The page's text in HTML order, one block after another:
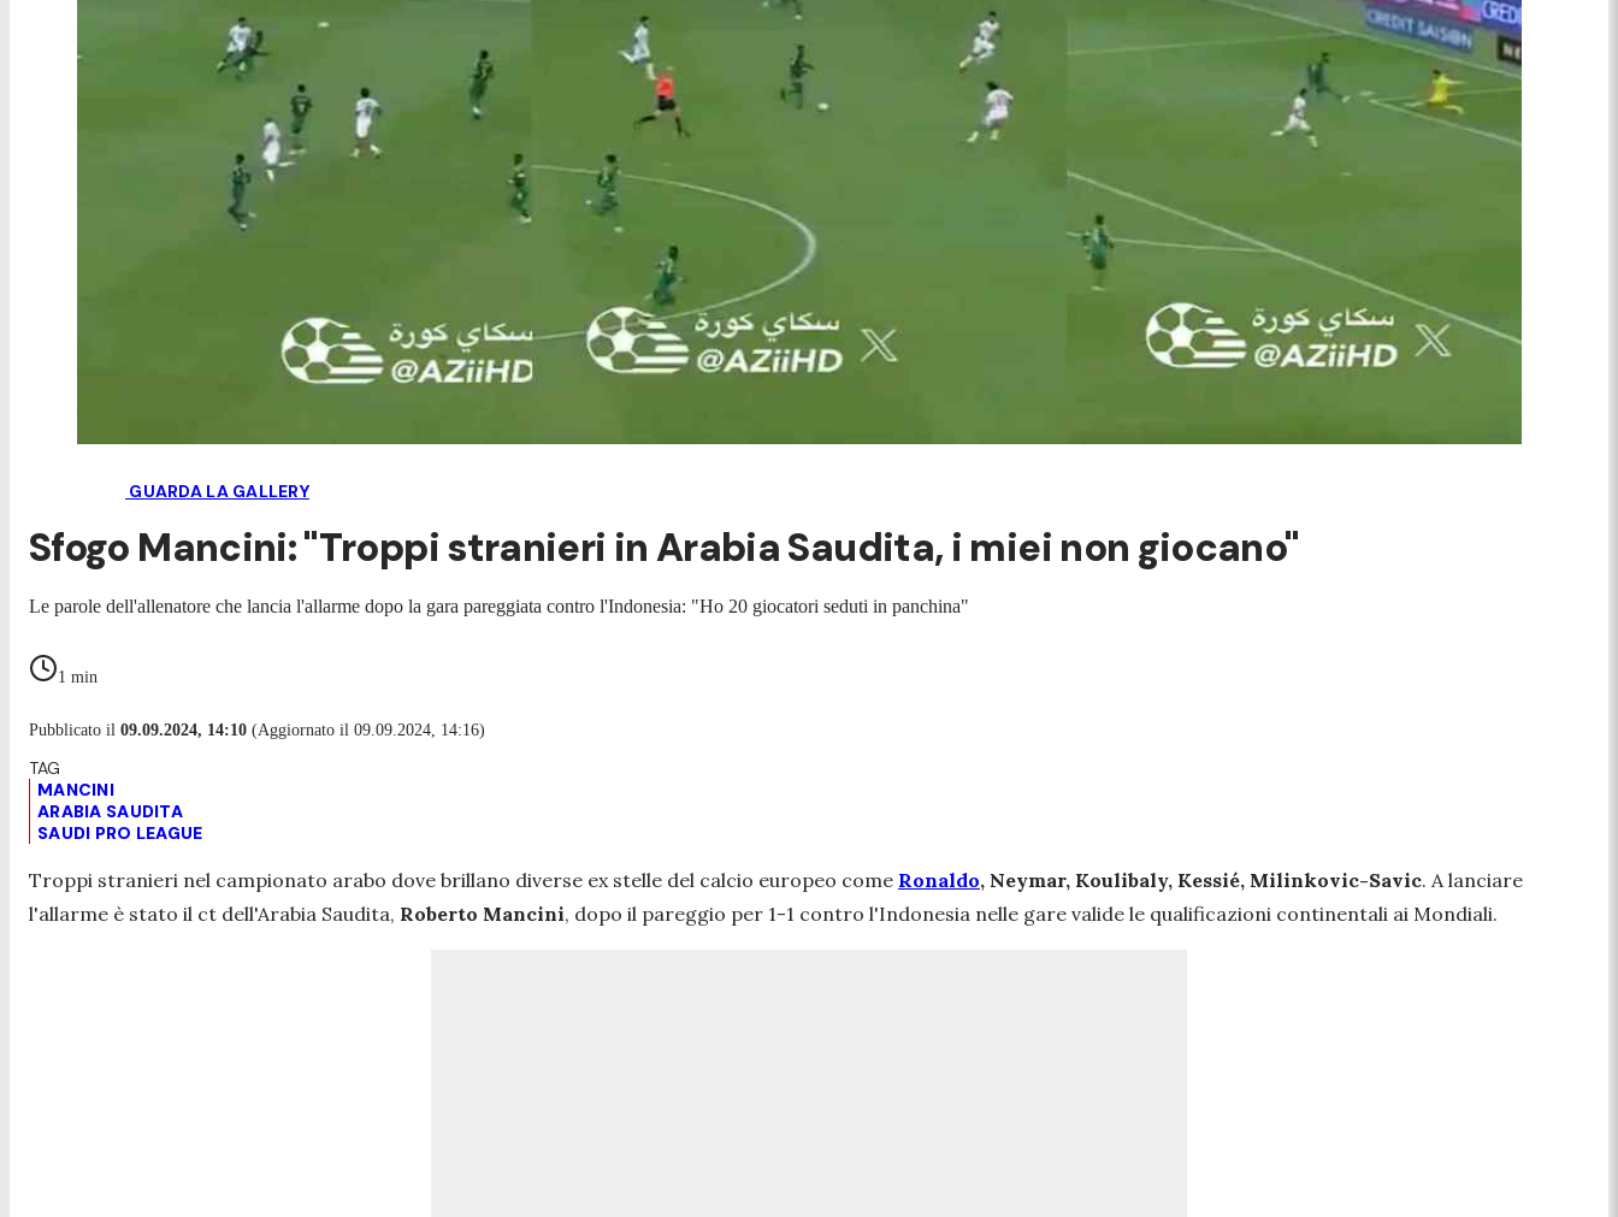
GUARDA LA GALLERY
Sfogo Mancini: "Troppi stranieri in Arabia Saudita, i miei non giocano"
Le parole dell'allenatore che lancia l'allarme dopo la gara pareggiata contro l'Indonesia: "Ho 20 giocatori seduti in panchina"
1 min
Pubblicato il 09.09.2024, 14:10 (Aggiornato il 09.09.2024, 14:16)
MANCINI
ARABIA SAUDITA
SAUDI PRO LEAGUE
Troppi stranieri nel campionato arabo dove brillano diverse ex stelle del calcio europeo come Ronaldo, Neymar, Koulibaly, Kessié, Milinkovic-Savic. A lanciare
l'allarme è stato il ct dell'Arabia Saudita, Roberto Mancini, dopo il pareggio per 1-1 contro l'Indonesia nelle gare valide le qualificazioni continentali ai Mondiali.